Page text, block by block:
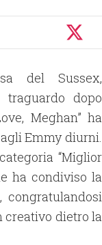
del Sussex,
dopo
Meghan” ha
Emmy diurni.
“Miglior
ha condiviso la
creativo dietro la